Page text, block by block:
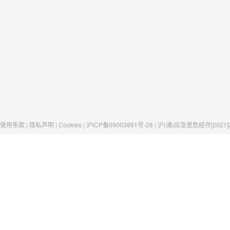
使用条款 | 隐私声明 | Cookies | 沪ICP备09003861号-28 | 沪(浦)应急管危经许